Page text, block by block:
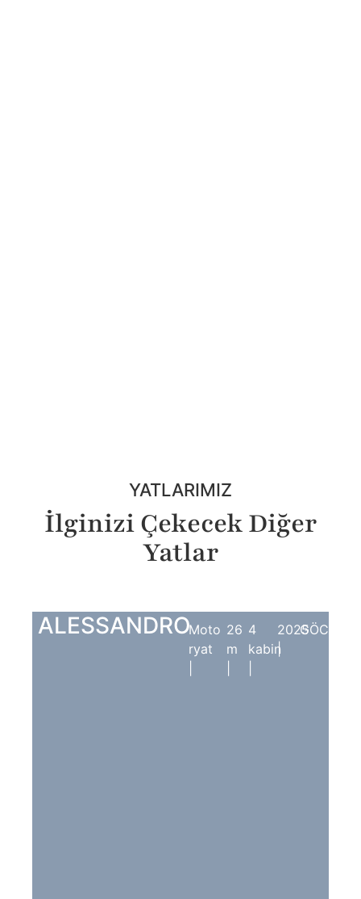
YATLARIMIZ
İlginizi Çekecek Diğer
Yatlar
ALESSANDROMoto
ryat
26
m
4
kabin
2025
|
GÖCEK